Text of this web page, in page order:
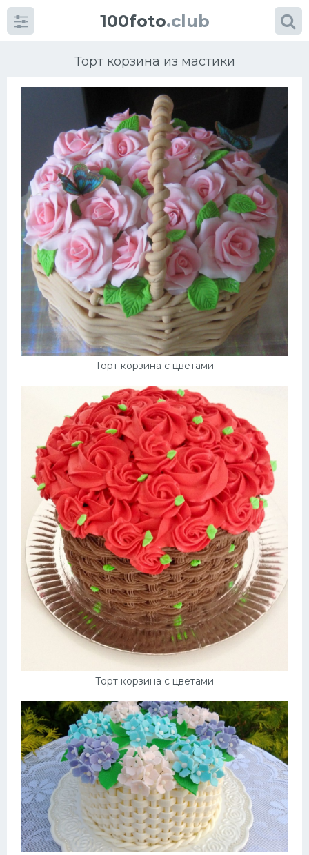
100foto.club
Торт корзина из мастики
Торт корзина с цветами
Торт корзина с цветами
Категориикартинок
Супы
Мясные блюда
Печенье
Салат
Выпечка
Десерт
Напитки